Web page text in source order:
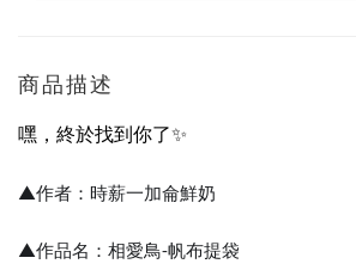
商品描述
嘿，終於找到你了✨
▲作者：時薪一加侖鮮奶
▲作品名：相愛鳥-帆布提袋